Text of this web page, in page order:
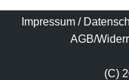
Impressum /
AGB/
(C)